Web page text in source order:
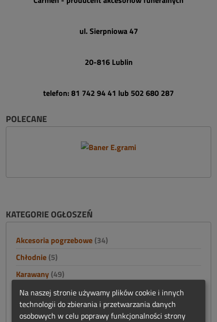
ul. Sierpniowa 47
20-816 Lublin
telefon: 81 742 94 41 lub 502 680 287
POLECANE
KATEGORIE OGŁOSZEŃ
Akcesoria pogrzebowe (34)
Chłodnie (5)
Karawany (49)
Konstrukcje stalowe(19)
Nagrobki i akcesoria cmentarne(15)
Na naszej stronie używamy plików cookie i innych
technologii do zbierania i przetwarzania danych
osobowych w celu poprawy funkcjonalności strony